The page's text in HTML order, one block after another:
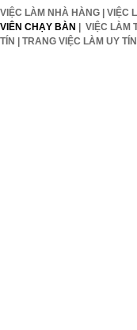
VIỆC LÀM NHÀ HÀNG | VIỆC
VIÊN CHẠY BÀN | VIỆC LÀM
TÍN | TRANG VIỆC LÀM UY TÍN